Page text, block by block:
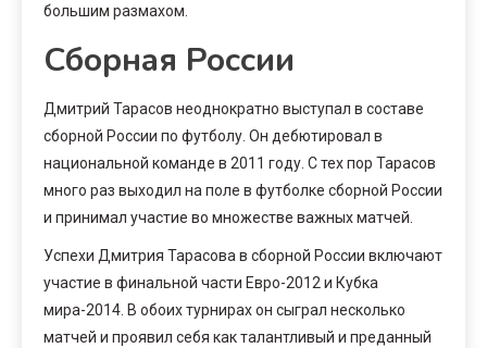
большим размахом.
Сборная России
Дмитрий Тарасов неоднократно выступал в составе
сборной России по футболу. Он дебютировал в
национальной команде в 2011 году. С тех пор Тарасов
много раз выходил на поле в футболке сборной России
и принимал участие во множестве важных матчей.
Успехи Дмитрия Тарасова в сборной России включают
участие в финальной части Евро-2012 и Кубка
мира-2014. В обоих турнирах он сыграл несколько
матчей и проявил себя как талантливый и преданный